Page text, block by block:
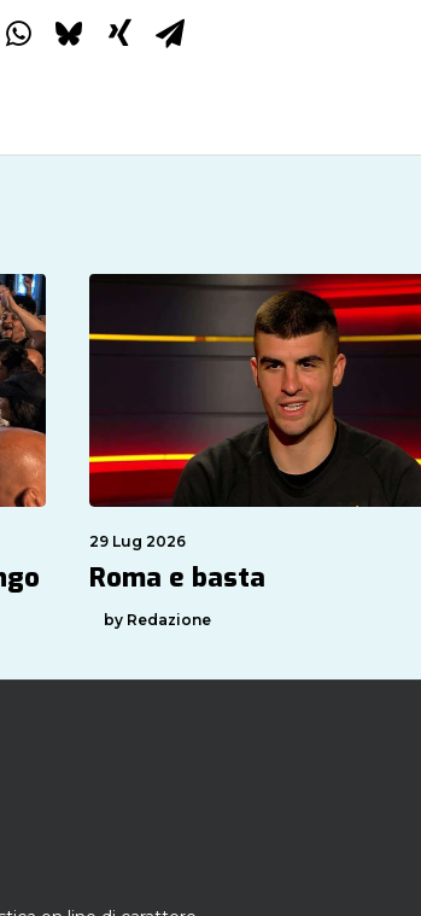
29 Lug 2026
Roma e basta
by Redazione